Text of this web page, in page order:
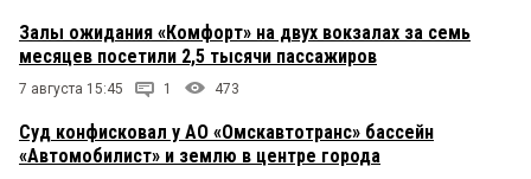
Залы ожидания «Комфорт» на двух вокзалах за семь
месяцев посетили 2,5 тысячи пассажиров
7 августа 15:45 1 473
Суд конфисковал у АО «Омскавтотранс» бассейн
«Автомобилист» и землю в центре города